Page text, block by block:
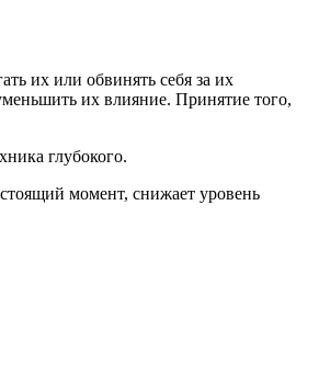
их или обвинять себя за их
их влияние. Принятие того,
глубокого.
момент, снижает уровень